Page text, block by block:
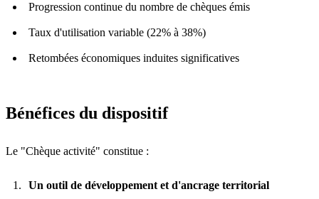
Progression continue du nombre de chèques émis
Taux d'utilisation variable (22% à 38%)
Retombées économiques induites significatives
Bénéfices du dispositif
Le "Chèque activité" constitue :
Un outil de développement et d'ancrage territorial